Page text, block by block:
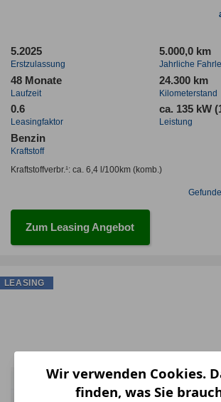
5.2025
Erstzulassung
5.000,0 km
Jahrliche
48 Monate
Laufzeit
24.300 km
Kilometerstand
0.6
Leasingfaktor
ca. 135 kW
Leistung
Benzin
Kraftstoff
Kraftstoffverbr.¹: ca. 6,4 l/100km(komb.)
Zum Leasing Angebot
LEASING
Wir verwenden Cookies.
finden, was Sie